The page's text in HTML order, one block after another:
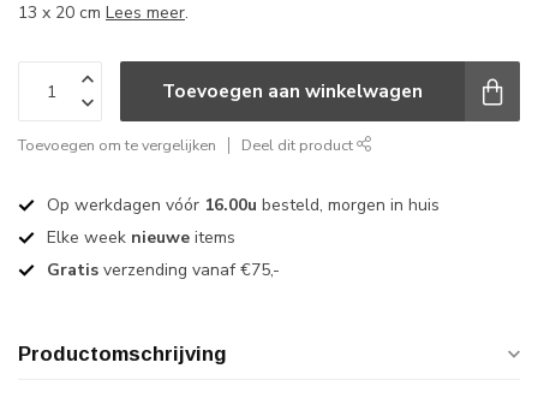
13 x 20 cm Lees meer.
Toevoegen aan winkelwagen
Toevoegen om te vergelijken Deel dit product
Op werkdagen vóór 16.00u besteld, morgen in huis
Elke week nieuwe items
Gratis verzending vanaf €75,-
Productomschrijving